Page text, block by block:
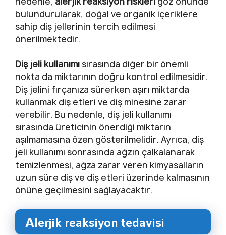
bulundurularak, doğal ve organik içeriklere
sahip diş jellerinin tercih edilmesi
önerilmektedir.
Diş jeli kullanımı sırasında diğer bir önemli
nokta da miktarının doğru kontrol edilmesidir.
Diş jelini fırçanıza sürerken aşırı miktarda
kullanmak diş etleri ve diş minesine zarar
verebilir. Bu nedenle, diş jeli kullanımı
sırasında üreticinin önerdiği miktarın
aşılmamasına özen gösterilmelidir. Ayrıca, diş
jeli kullanımı sonrasında ağzın çalkalanarak
temizlenmesi, ağza zarar veren kimyasalların
uzun süre diş ve diş etleri üzerinde kalmasının
önüne geçilmesini sağlayacaktır.
Alerjik reaksiyon tedavisi